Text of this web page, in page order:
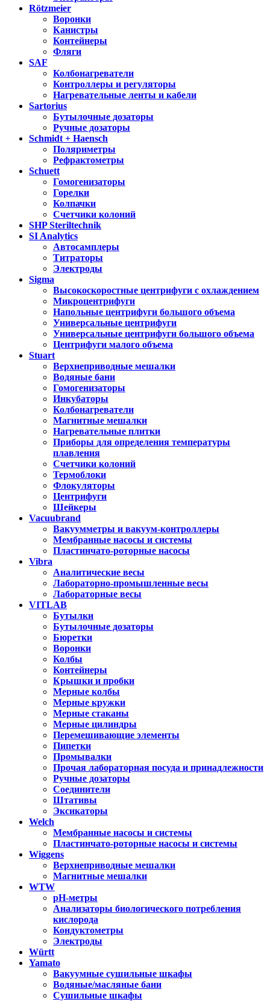
Rötzmeier
Воронки
Канистры
Контейнеры
Фляги
SAF
Колбонагреватели
Контроллеры и регуляторы
Нагревательные ленты и кабели
Sartorius
Бутылочные дозаторы
Ручные дозаторы
Schmidt + Haensch
Поляриметры
Рефрактометры
Schuett
Гомогенизаторы
Горелки
Колпачки
Счетчики колоний
SHP Steriltechnik
SI Analytics
Автосамплеры
Титраторы
Электроды
Sigma
Высокоскоростные центрифуги с охлаждением
Микроцентрифуги
Напольные центрифуги большого объема
Универсальные центрифуги
Универсальные центрифуги большого объема
Центрифуги малого объема
Stuart
Верхнеприводные мешалки
Водяные бани
Гомогенизаторы
Инкубаторы
Колбонагреватели
Магнитные мешалки
Нагревательные плитки
Приборы для определения температуры
плавления
Счетчики колоний
Термоблоки
Флокуляторы
Центрифуги
Шейкеры
Vacuubrand
Вакуумметры и вакуум-контроллеры
Мембранные насосы и системы
Пластинчато-роторные насосы
Vibra
Аналитические весы
Лабораторно-промышленные весы
Лабораторные весы
VITLAB
Бутылки
Бутылочные дозаторы
Бюретки
Воронки
Колбы
Контейнеры
Крышки и пробки
Мерные колбы
Мерные кружки
Мерные стаканы
Мерные цилиндры
Перемешивающие элементы
Пипетки
Промывалки
Прочая лабораторная посуда и принадлежности
Ручные дозаторы
Соединители
Штативы
Эксикаторы
Welch
Мембранные насосы и системы
Пластинчато-роторные насосы и системы
Wiggens
Верхнеприводные мешалки
Магнитные мешалки
WTW
pH-метры
Анализаторы биологического потребления
кислорода
Кондуктометры
Электроды
Württ
Yamato
Вакуумные сушильные шкафы
Водяные/масляные бани
Сушильные шкафы